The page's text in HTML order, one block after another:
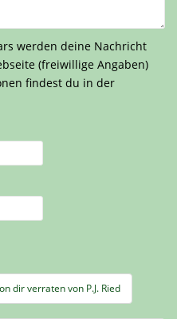
werden deine Nachricht
(freiwillige Angaben)
findest du in der
dir verraten von P.J. Ried